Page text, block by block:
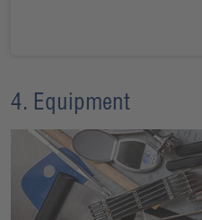
4. Equipment